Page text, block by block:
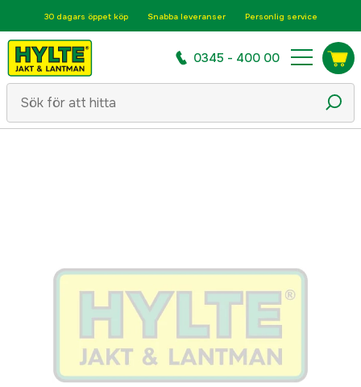
30 dagars öppet köp Snabba leveranser Personlig service
0345 - 400 00